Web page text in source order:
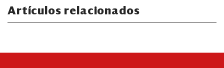
Artículos relacionados